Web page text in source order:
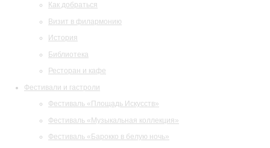
Как добраться
Визит в филармонию
История
Библиотека
Ресторан и кафе
Фестивали и гастроли
Фестиваль «Площадь Искусств»
Фестиваль «Музыкальная коллекция»
Фестиваль «Барокко в белую ночь»